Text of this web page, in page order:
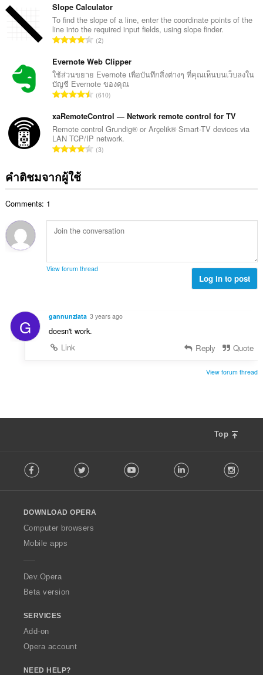
น
น
ร
ว
ม
ทั้
ง
ห
ด
:
ว
น
ค
ะ
น
น
ร
ว
ม
ทั้
ง
ห
Slope Calculator
To find the slope of a line, enter the coordinate points of the
line into the required input fields, using slope finder.
จำ
ว
น
ค
ะ
น
น
ร
ว
ง
ด
2
Evernote Web Clipper
ใช้ส่วนขยาย Evernote เพื่อบันทึกสิ่งต่างๆ ที่คุณเห็นบนเว็บลงใน
บัญชี Evernote ของคุณ
จำ
ว
น
ค
ะ
น
ม
ทั้
ม
610
xaRemoteControl — Network remote control for TV
Remote control Grundig® or Arçelik® Smart-TV devices via
LAN TCP/IP network.
จำ
แ
น
ว
ห
ม
3
คำติชมจากผู้ใช้
Comments: 1
View forum thread
Log in to post
G gannunziata 3 years ago
doesn't work.
Link
Reply Quote
View forum thread
Top
o
w
O
p
a
Facebook Twitter Youtube LinkedIn
DOWNLOAD OPERA
Computer browsers
Mobile apps
Dev.Opera
Beta version
SERVICES
Add-on
Opera account
NEED HELP?